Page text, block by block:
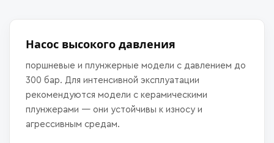
Насос высокого давления
поршневые и плунжерные модели с давлением до
300 бар. Для интенсивной эксплуатации
рекомендуются модели с керамическими
плунжерами — они устойчивы к износу и
агрессивным средам.